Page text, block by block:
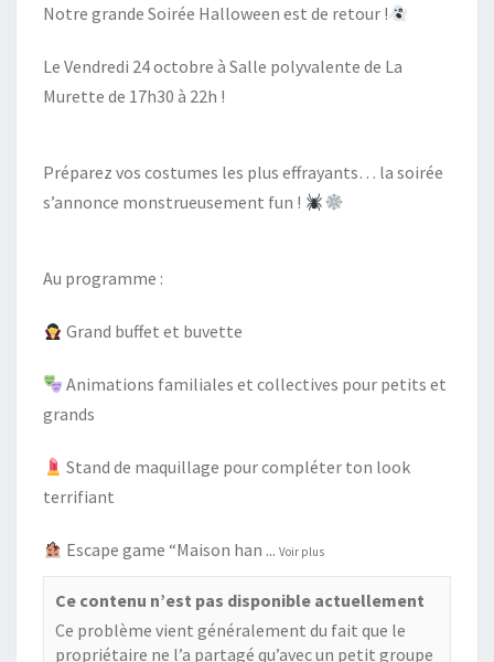
Notre grande Soirée Halloween est de retour !
Le Vendredi 24 octobre à Salle polyvalente de La
Murette de 17h30 à 22h !
Préparez vos costumes les plus effrayants… la soirée
s’annonce monstrueusement fun !
Au programme :
Grand buffet et buvette
Animations familiales et collectives pour petits et
grands
Stand de maquillage pour compléter ton look
terrifiant
Escape game “Maison han ...Voir plus
Ce contenu n’est pas disponible actuellement
Ce problème vient généralement du fait que le
propriétaire ne l’a partagé qu’avec un petit groupe